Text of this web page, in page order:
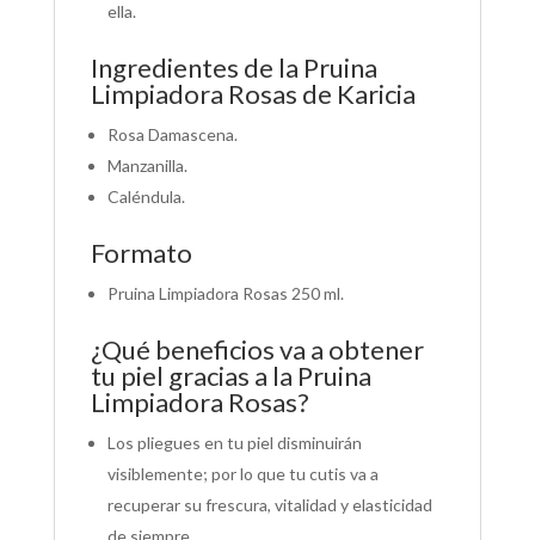
ella.
Ingredientes de la Pruina
Limpiadora Rosas de Karicia
Rosa Damascena.
Manzanilla.
Caléndula.
Formato
Pruina Limpiadora Rosas 250 ml.
¿Qué beneficios va a obtener
tu piel gracias a la Pruina
Limpiadora Rosas?
Los pliegues en tu piel disminuirán
visiblemente; por lo que tu cutis va a
recuperar su frescura, vitalidad y elasticidad